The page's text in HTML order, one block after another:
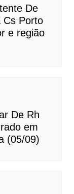
De
Cs Porto
e região
De Rh
em
(05/09)